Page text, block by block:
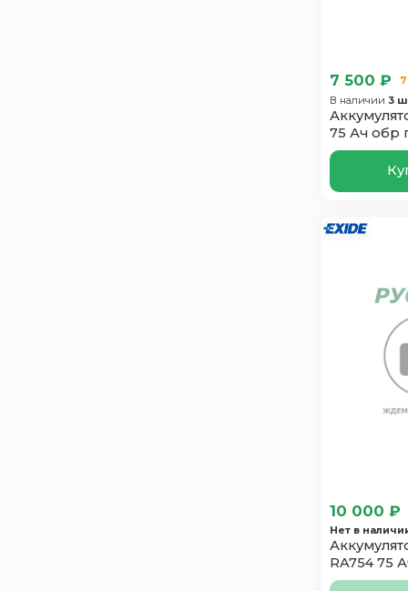
7 500 ₽
В наличии 3
75 Ач обр
10 000 ₽
Нет в
RA754 75